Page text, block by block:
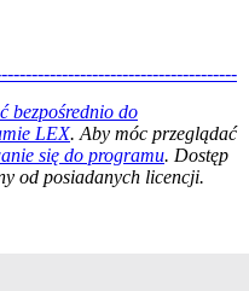
bezpośrednio do
LEX. Aby móc przeglądać
się do programu. Dostęp
od posiadanych licencji.